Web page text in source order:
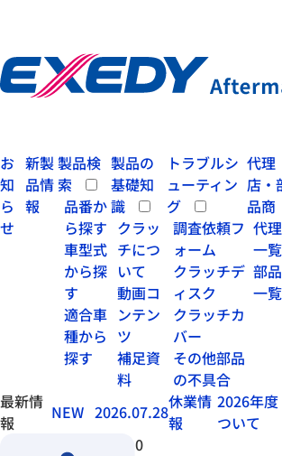
お
知
ら
せ
新製
品情
報
製品検
索
品番か
ら探す
車型式
から探
す
適合車
種から
探す
製品の
基礎知
識
クラッ
チにつ
いて
動画コ
ンテン
ツ
補足資
料
トラブルシ
ューティン
グ
調査依頼フ
ォーム
クラッチデ
ィスク
クラッチカ
バー
その他部品
の不具合
代理
店・
品商
代
一覧
部
一覧
最新情
報
NEW 2026.07.28休業情
報
2026年
ついて
0